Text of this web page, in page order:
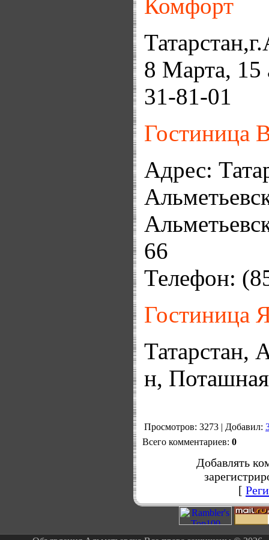
Комфорт
8 Марта, 15
31-81-01
Гостиница
Адрес:
66
Телефон:
Гостиница
Татарстан,
н,
Просмотров: 3273 | Добавил:
Всего комментариев: 0
Добавлять
[